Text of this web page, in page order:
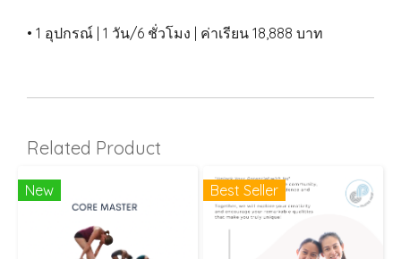
• 1 อุปกรณ์ | 1 วัน/6 ชั่วโมง | ค่าเรียน 18,888 บาท
Related Product
New Best Seller